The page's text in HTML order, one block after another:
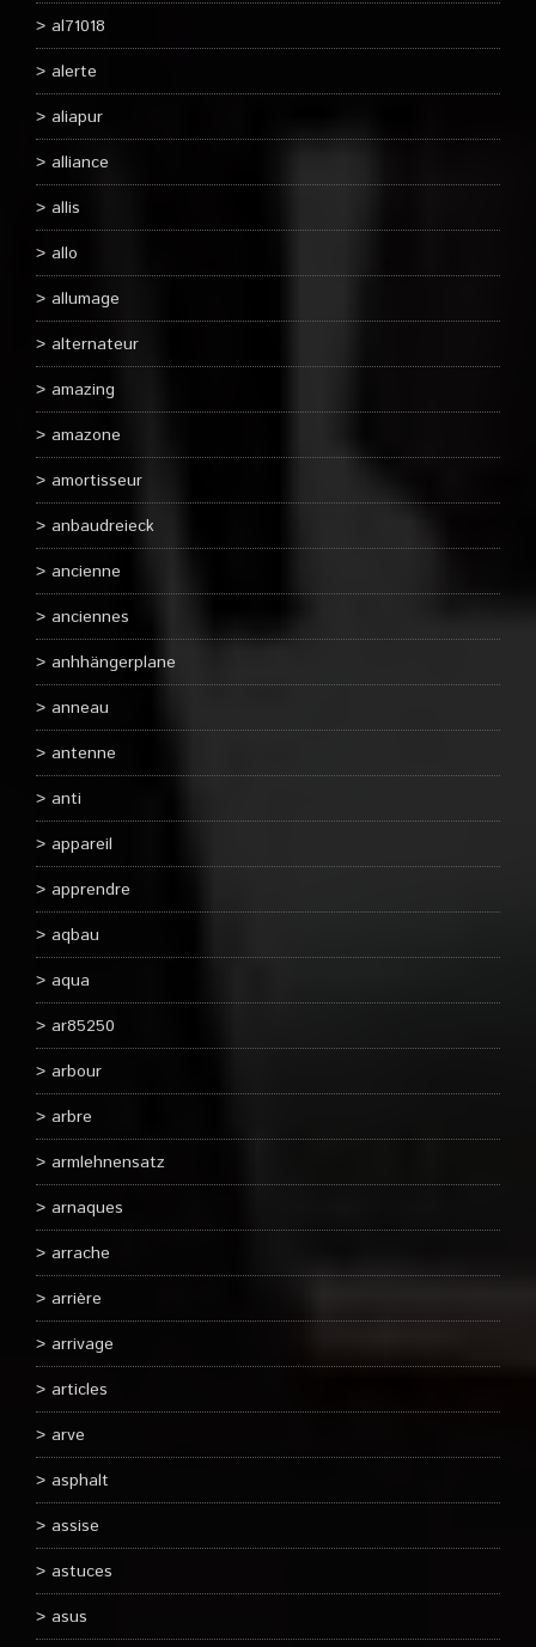
al71018
alerte
aliapur
alliance
allis
allo
allumage
alternateur
amazing
amazone
amortisseur
anbaudreieck
ancienne
anciennes
anhhängerplane
anneau
antenne
anti
appareil
apprendre
aqbau
aqua
ar85250
arbour
arbre
armlehnensatz
arnaques
arrache
arrière
arrivage
articles
arve
asphalt
assise
astuces
asus